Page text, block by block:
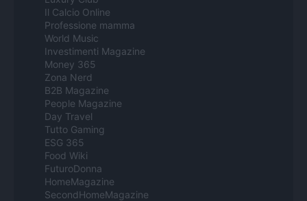
Il Calcio Online
Professione mamma
World Music
Investimenti Magazine
Money 365
Zona Nerd
B2B Magazine
People Magazine
Day Travel
Tutto Gaming
ESG 365
Food Wiki
FuturoDonna
HomeMagazine
SecondHomeMagazine